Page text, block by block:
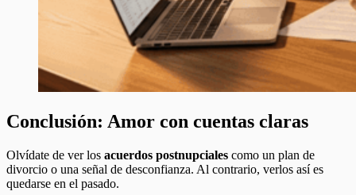
Conclusión: Amor con cuentas claras
Olvídate de ver los acuerdos postnupciales como un plan de
divorcio o una señal de desconfianza. Al contrario, verlos así es
quedarse en el pasado.